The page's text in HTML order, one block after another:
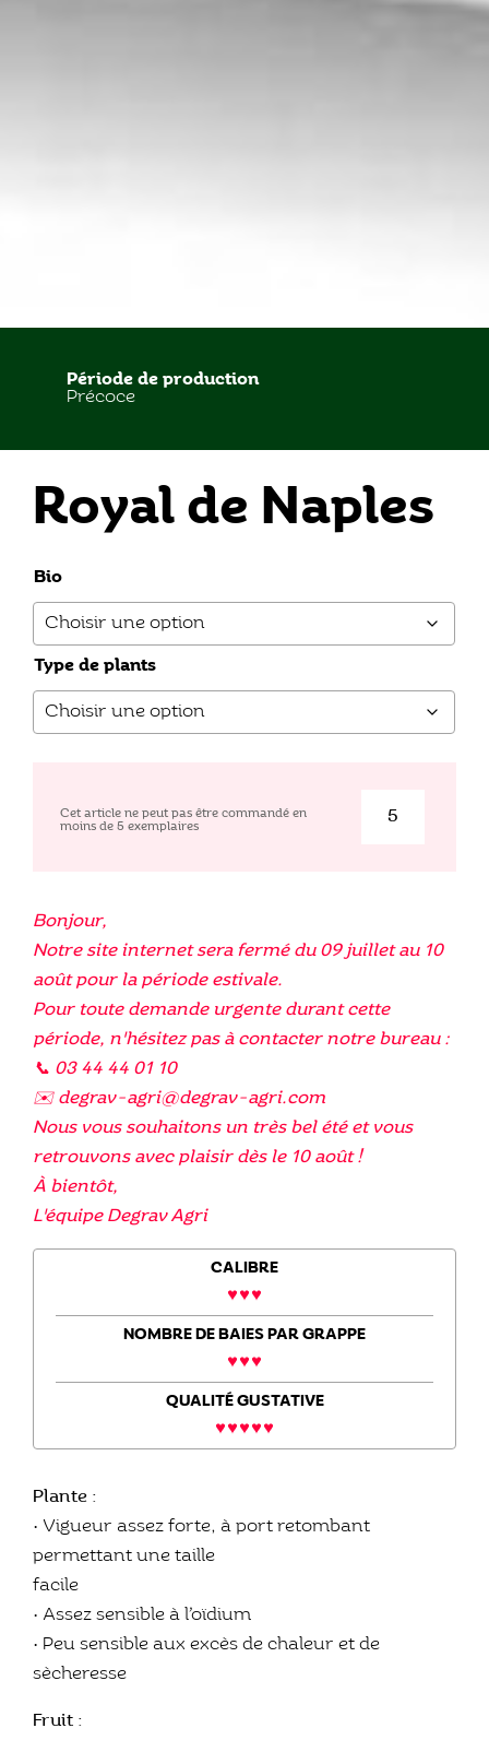
Période de production
Précoce
Royal de Naples
Bio
Type de plants
Cet article ne peut pas être commandé en
moins de 5 exemplaires
Naples
Bonjour,
Notre site internet sera fermé du 09 juillet au 10
août pour la période estivale.
Pour toute demande urgente durant cette
période, n'hésitez pas à contacter notre bureau :
📞 03 44 44 01 10
✉️ degrav-agri@degrav-agri.com
Nous vous souhaitons un très bel été et vous
retrouvons avec plaisir dès le 10 août !
À bientôt,
L'équipe Degrav Agri
CALIBRE
NOMBRE DE BAIES PAR GRAPPE
QUALITÉ GUSTATIVE
Plante :
• Vigueur assez forte, à port retombant
permettant une taille
facile
• Assez sensible à l’oïdium
• Peu sensible aux excès de chaleur et de
sècheresse
Fruit :